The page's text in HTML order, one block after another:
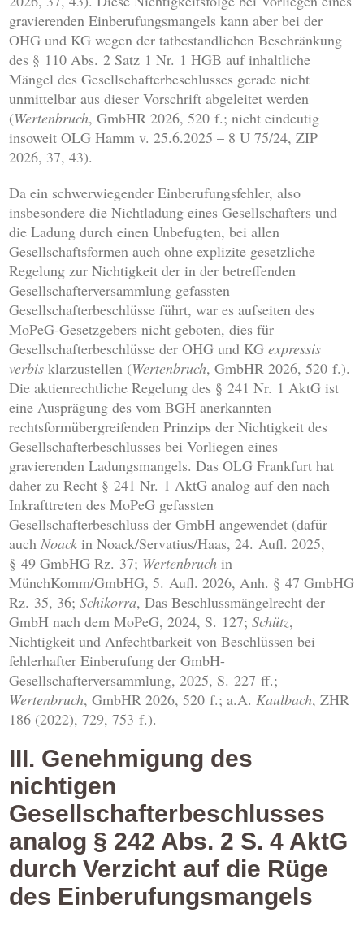
gravierenden Einberufungsmangels kann aber bei der
OHG und KG wegen der tatbestandlichen Beschränkung
des § 110 Abs. 2 Satz 1 Nr. 1 HGB auf inhaltliche
Mängel des Gesellschafterbeschlusses gerade nicht
unmittelbar aus dieser Vorschrift abgeleitet werden
(Wertenbruch, GmbHR 2026, 520 f.; nicht eindeutig
insoweit OLG Hamm v. 25.6.2025 – 8 U 75/24, ZIP
2026, 37, 43).
Da ein schwerwiegender Einberufungsfehler, also
insbesondere die Nichtladung eines Gesellschafters und
die Ladung durch einen Unbefugten, bei allen
Gesellschaftsformen auch ohne explizite gesetzliche
Regelung zur Nichtigkeit der in der betreffenden
Gesellschafterversammlung gefassten
Gesellschafterbeschlüsse führt, war es aufseiten des
MoPeG-Gesetzgebers nicht geboten, dies für
Gesellschafterbeschlüsse der OHG und KGexpressis
verbis klarzustellen (Wertenbruch, GmbHR 2026, 520 f.).
Die aktienrechtliche Regelung des § 241 Nr. 1 AktG ist
eine Ausprägung des vom BGH anerkannten
rechtsformübergreifenden Prinzips der Nichtigkeit des
Gesellschafterbeschlusses bei Vorliegen eines
gravierenden Ladungsmangels. Das OLG Frankfurt hat
daher zu Recht § 241 Nr. 1 AktG analog auf den nach
Inkrafttreten des MoPeG gefassten
Gesellschafterbeschluss der GmbH angewendet (dafür
auchNoack in Noack/Servatius/Haas, 24. Aufl. 2025,
§ 49 GmbHG Rz. 37; Wertenbruch in
MünchKomm/GmbHG, 5. Aufl. 2026, Anh. § 47 GmbHG
Rz. 35, 36;Schikorra, Das Beschlussmängelrecht der
GmbH nach dem MoPeG, 2024, S. 127;Schütz,
Nichtigkeit und Anfechtbarkeit von Beschlüssen bei
fehlerhafter Einberufung der GmbH-
Gesellschafterversammlung, 2025, S. 227 ff.;
Wertenbruch, GmbHR 2026, 520 f.; a.A.Kaulbach, ZHR
186 (2022), 729, 753 f.).
III. Genehmigung des
nichtigen
Gesellschafterbeschlusses
analog § 242 Abs. 2 S. 4 AktG
durch Verzicht auf die Rüge
des Einberufungsmangels